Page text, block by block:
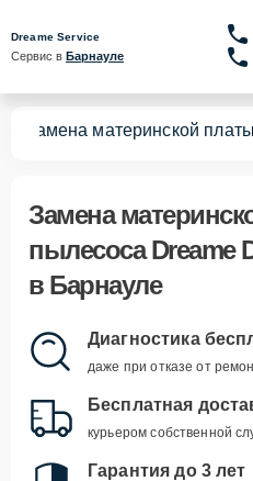
Dreame Service
Сервис в Барнауле
Замена материнской платы
Замена
пылесоса Dreame
в Барнауле
Диагностика
даже при отказе от
Бесплатная
курьером собственной
Гарантия до 3 лет